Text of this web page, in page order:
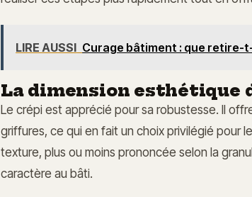
LIRE AUSSI Curage bâtiment : que retire-
La dimension esthétique
Le crépi est apprécié pour sa robustesse. Il
griffures, ce qui en fait un choix privilégié pour
texture, plus ou moins prononcée selon la
caractère au bâti.